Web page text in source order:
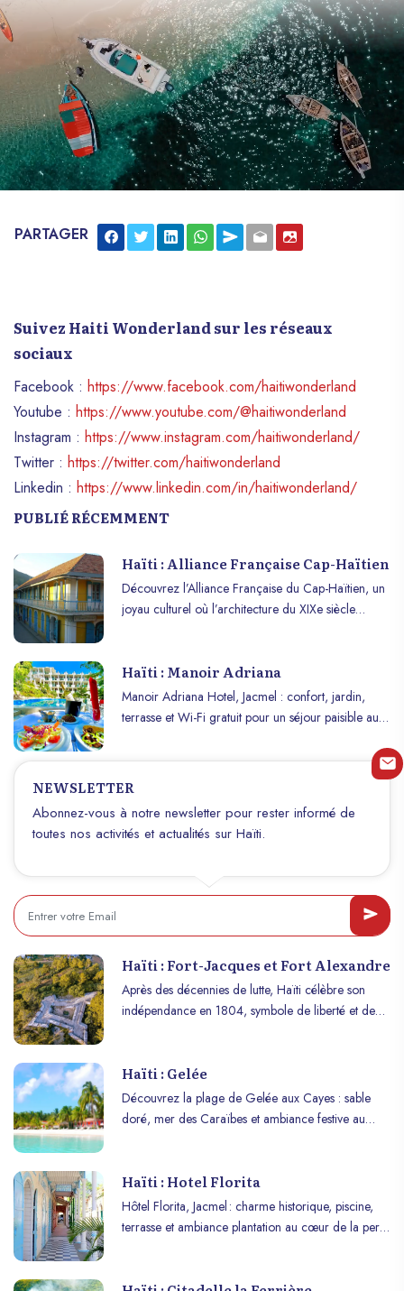
PARTAGER
Suivez Haiti Wonderland sur les réseaux
sociaux
Facebook : https://www.facebook.com/haitiwonderland
Youtube : https://www.youtube.com/@haitiwonderland
Instagram : https://www.instagram.com/haitiwonderland/
Twitter : https://twitter.com/haitiwonderland
Linkedin : https://www.linkedin.com/in/haitiwonderland/
PUBLIÉ RÉCEMMENT
Haïti : Alliance Française Cap-Haïtien
Découvrez l’Alliance Française du Cap-Haïtien, un
joyau culturel où l’architecture du XIXe siècle
Haïti : Manoir Adriana
Manoir Adriana Hotel, Jacmel : confort, jardin,
terrasse et Wi-Fi gratuit pour un séjour paisible au
NEWSLETTER
Abonnez-vous à notre newsletter pour rester informé de
toutes nos activités et actualités sur Haïti.
Haïti : Fort-Jacques et Fort Alexandre
Après des décennies de lutte, Haïti célèbre son
indépendance en 1804, symbole de liberté et de
l’ingéniosité haïtienne !
Haïti : Gelée
Découvrez la plage de Gelée aux Cayes : sable
doré, mer des Caraïbes et ambiance festive au
Haïti : Hotel Florita
Hôtel Florita, Jacmel : charme historique, piscine,
terrasse et ambiance plantation au cœur de la perle